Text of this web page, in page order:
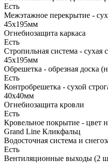
Есть
Межэтажное перекрытие -
45х195мм
Огнебиозащита каркаса
Есть
Стропильная система - сухая
45х195мм
Обрешетка - обрезная доска
Есть
Контробрешетка - сухой
40х40мм
Огнебиозащита кровли
Есть
Кровельное покрытие - цвет
Grand Line Кликфальц
Водосточная система и
Есть
Вентиляционные выходы (2